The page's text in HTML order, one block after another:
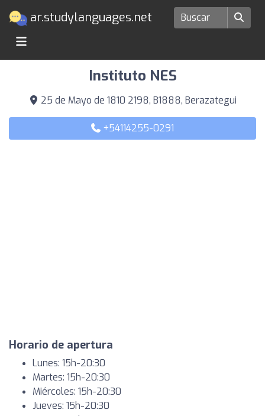
ar.studylanguages.net
Instituto NES
25 de Mayo de 1810 2198, B1888, Berazategui
+54114255-0291
Horario de apertura
Lunes: 15h-20:30
Martes: 15h-20:30
Miércoles: 15h-20:30
Jueves: 15h-20:30